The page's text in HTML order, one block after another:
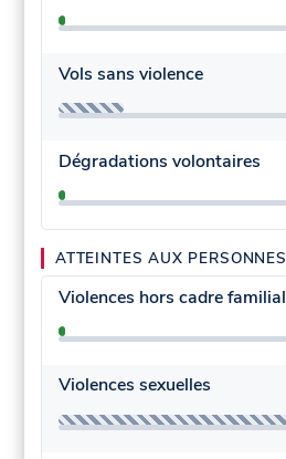
Vols sans violence
Dégradations volontaires
ATTEINTES AUX PERSONNES
Violences hors cadre familial
Violences sexuelles